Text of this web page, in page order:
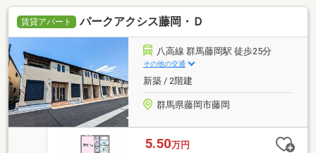
賃貸アパート パークアクシス藤岡・Ｄ
八高線 群馬藤岡駅 徒歩25分
その他の交通
新築 / 2階建
群馬県藤岡市藤岡
5.50万円